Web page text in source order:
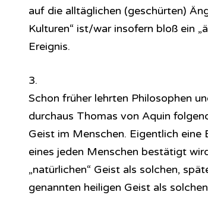
auf die alltäglichen (geschürten)
Kulturen“ ist/war insofern bloß ein
Ereignis.
3.
Schon früher lehrten Philosophen
durchaus Thomas von Aquin
Geist im Menschen. Eigentlich eine
eines jeden Menschen bestätigt
„natürlichen“ Geist als solchen,
genannten heiligen Geist als